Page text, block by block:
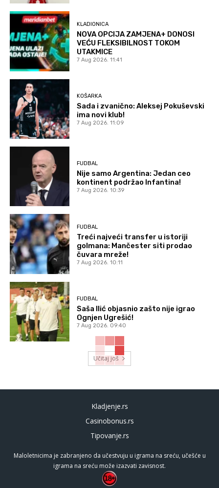
KLADIONICA
NOVA OPCIJA ZAMJENA+ DONOSI
VEĆU FLEKSIBILNOST TOKOM
UTAKMICE
7 Aug 2026. 11:41
KOŠARKA
Sada i zvanično: Aleksej Pokuševski
ima novi klub!
7 Aug 2026. 11:09
FUDBAL
Nije samo Argentina: Jedan ceo
kontinent podržao Infantina!
7 Aug 2026. 10:39
FUDBAL
Treći najveći transfer u istoriji
golmana: Mančester siti prodao
čuvara mreže!
7 Aug 2026. 10:11
FUDBAL
Saša Ilić objasnio zašto nije igrao
Ognjen Ugrešić!
7 Aug 2026. 09:40
Učitaj još
Kladjenje.rs
Casinobonus.rs
Tipovanje.rs
Maloletnicima je zabranjeno da učestvuju u igrama na sreću, učešće u
igrama na sreću može izazvati zavisnost.